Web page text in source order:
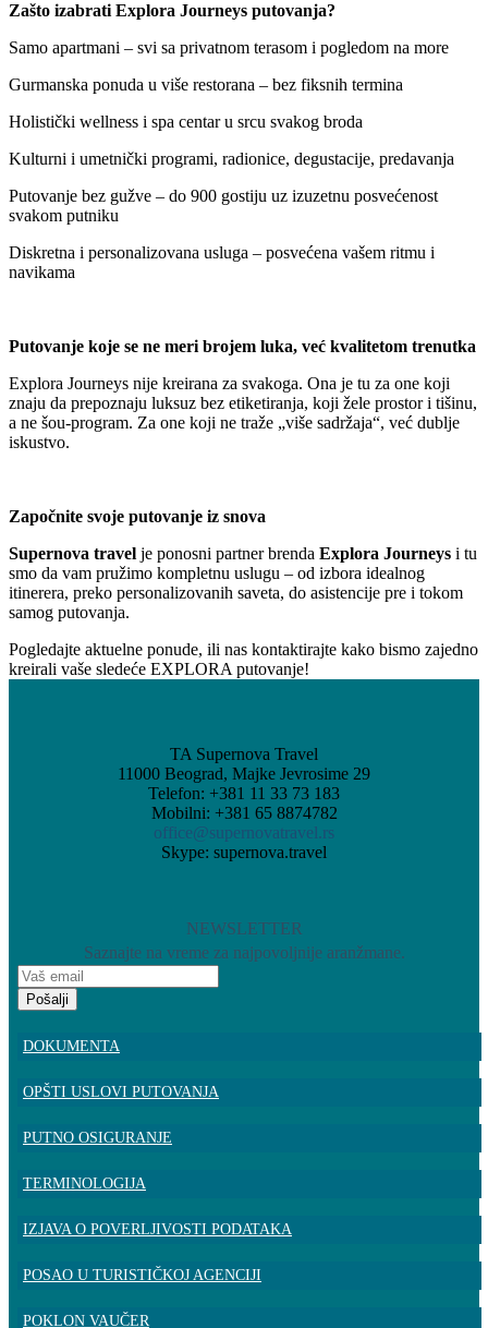
Zašto izabrati Explora Journeys putovanja?
Samo apartmani – svi sa privatnom terasom i pogledom na more
Gurmanska ponuda u više restorana – bez fiksnih termina
Holistički wellness i spa centar u srcu svakog broda
Kulturni i umetnički programi, radionice, degustacije, predavanja
Putovanje bez gužve – do 900 gostiju uz izuzetnu posvećenost
svakom putniku
Diskretna i personalizovana usluga – posvećena vašem ritmu i
navikama
Putovanje koje se ne meri brojem luka, već kvalitetom trenutka
Explora Journeys nije kreirana za svakoga. Ona je tu za one koji
znaju da prepoznaju luksuz bez etiketiranja, koji žele prostor i tišinu,
a ne šou-program. Za one koji ne traže „više sadržaja“, već dublje
iskustvo.
Započnite svoje putovanje iz snova
Supernova travel je ponosni partner brenda Explora Journeys i tu
smo da vam pružimo kompletnu uslugu – od izbora idealnog
itinerera, preko personalizovanih saveta, do asistencije pre i tokom
samog putovanja.
Pogledajte aktuelne ponude, ili nas kontaktirajte kako bismo zajedno
kreirali vaše sledeće EXPLORA putovanje!
TA Supernova Travel
11000 Beograd, Majke Jevrosime 29
Telefon: +381 11 33 73 183
Mobilni: +381 65 8874782
office@supernovatravel.rs
Skype: supernova.travel
NEWSLETTER
Saznajte na vreme za najpovoljnije aranžmane.
Pošalji
DOKUMENTA
OPŠTI USLOVI PUTOVANJA
PUTNO OSIGURANJE
TERMINOLOGIJA
IZJAVA O POVERLJIVOSTI PODATAKA
POSAO U TURISTIČKOJ AGENCIJI
POKLON VAUČER